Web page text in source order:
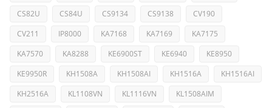
CS82U
CS84U CS9134 CS9138
CV190
CV211
IP8000 KA7168 KA7169
KA7175
KA7570
KA8288 KE6900ST KE6940
KE8950
KE9950R
KH1508A KH1508AI KH1516A
KH1516AI
KH2516A
KL1108VN KL1116VN
KL1508AIM